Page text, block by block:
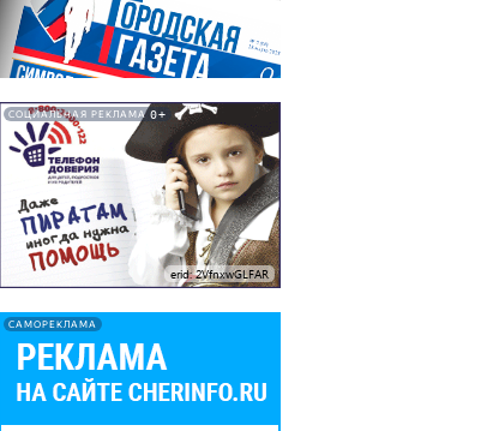
СОЦИАЛЬНАЯ РЕКЛАМА 0+
erid: 2VfnxwGLFAR
САМОРЕКЛАМА